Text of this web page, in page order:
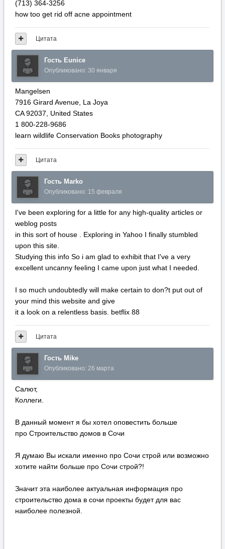
(713) 364-3256
һow too get rid off acne appointment
Цитата
Гость Eunice
Опубликовано: 30 января
Mangelsen
7916 Girard Avenue, La Joya
CA 92037, United Ѕtates
1 800-228-9686
learn wildlife Conservation Books photography
Цитата
Гость Marko
Опубликовано: 15 февраля
I've been exploring for a little for any high-quality articles or
weblog posts
in this sort of house . Exploring in Yahoo I finally stumbled
upon this site.
Studying this info So i am glad to exhibit that I've a very
excellent uncanny feeling I came upon just what I needed.
I so much undoubtedly will make certain to don?t put out of
your mind this website and give
it a look on a relentless basis. betflix 88
Цитата
Гость Mike
Опубликовано: 26 марта
Салют,
Коллеги.
В данный момент я бы хотел оповестить больше
про Строительство домов в Сочи
Я думаю Вы искали именно про Сочи строй или возможно
хотите найти больше про Сочи строй?!
Значит эта наиболее актуальная информация про
строительство дома в сочи проекты будет для вас
наиболее полезной.